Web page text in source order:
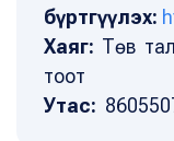
бүртгүүлэх:
Хаяг: Төв
тоот
Утас: